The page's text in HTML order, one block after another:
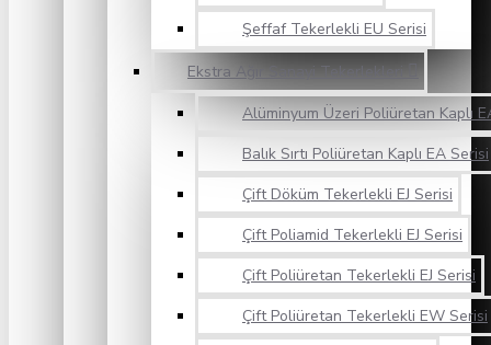
Şeffaf Tekerlekli EU Serisi
Ekstra Ağır Sanayi Tekerlekleri
Alüminyum Üzeri Poliüretan Kaplı
Balık Sırtı Poliüretan Kaplı EA Serisi
Çift Döküm Tekerlekli EJ Serisi
Çift Poliamid Tekerlekli EJ Serisi
Çift Poliüretan Tekerlekli EJ Serisi
Çift Poliüretan Tekerlekli EW Serisi